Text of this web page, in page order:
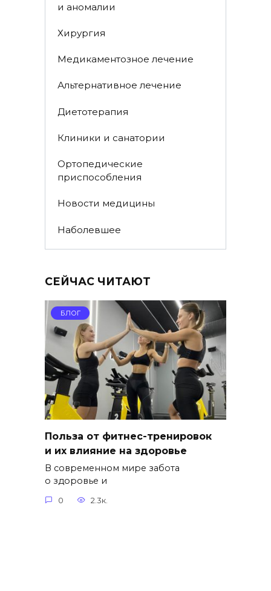
и аномалии
Хирургия
Медикаментозное лечение
Альтернативное лечение
Диетотерапия
Клиники и санатории
Ортопедические
приспособления
Новости медицины
Наболевшее
СЕЙЧАС ЧИТАЮТ
БЛОГ
Польза от фитнес-тренировок
и их влияние на здоровье
В современном мире забота
о здоровье и
0 2.3к.